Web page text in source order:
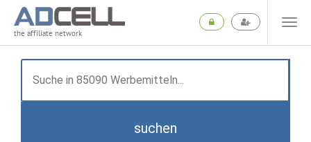
the affiliate network
suchen